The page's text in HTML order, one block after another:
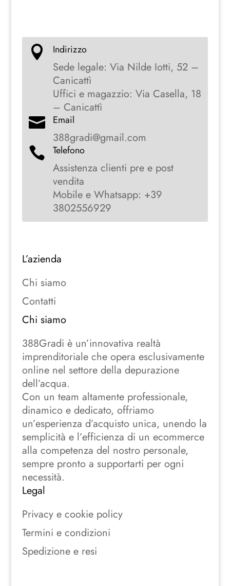
 Indirizzo
Sede legale: Via Nilde Iotti, 52 –
Canicattì
Uffici e magazzio: Via Casella, 18
– Canicattì
 Email
388gradi@gmail.com
 Telefono
Assistenza clienti pre e post
vendita
Mobile e Whatsapp: +39
3802556929
L’azienda
Chi siamo
Contatti
Chi siamo
388Gradi è un’innovativa realtà
imprenditoriale che opera esclusivamente
online nel settore della depurazione
dell’acqua.
Con un team altamente professionale,
dinamico e dedicato, offriamo
un’esperienza d’acquisto unica, unendo la
semplicità e l’efficienza di un ecommerce
alla competenza del nostro personale,
sempre pronto a supportarti per ogni
necessità.
Legal
Privacy e cookie policy
Termini e condizioni
Spedizione e resi